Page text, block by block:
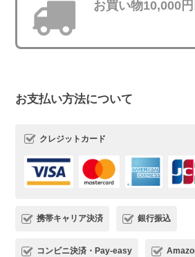
お買い物10,000
お支払い方法について
クレジットカード
携帯キャリア決済 銀行振込
コンビニ決済・Pay-easy